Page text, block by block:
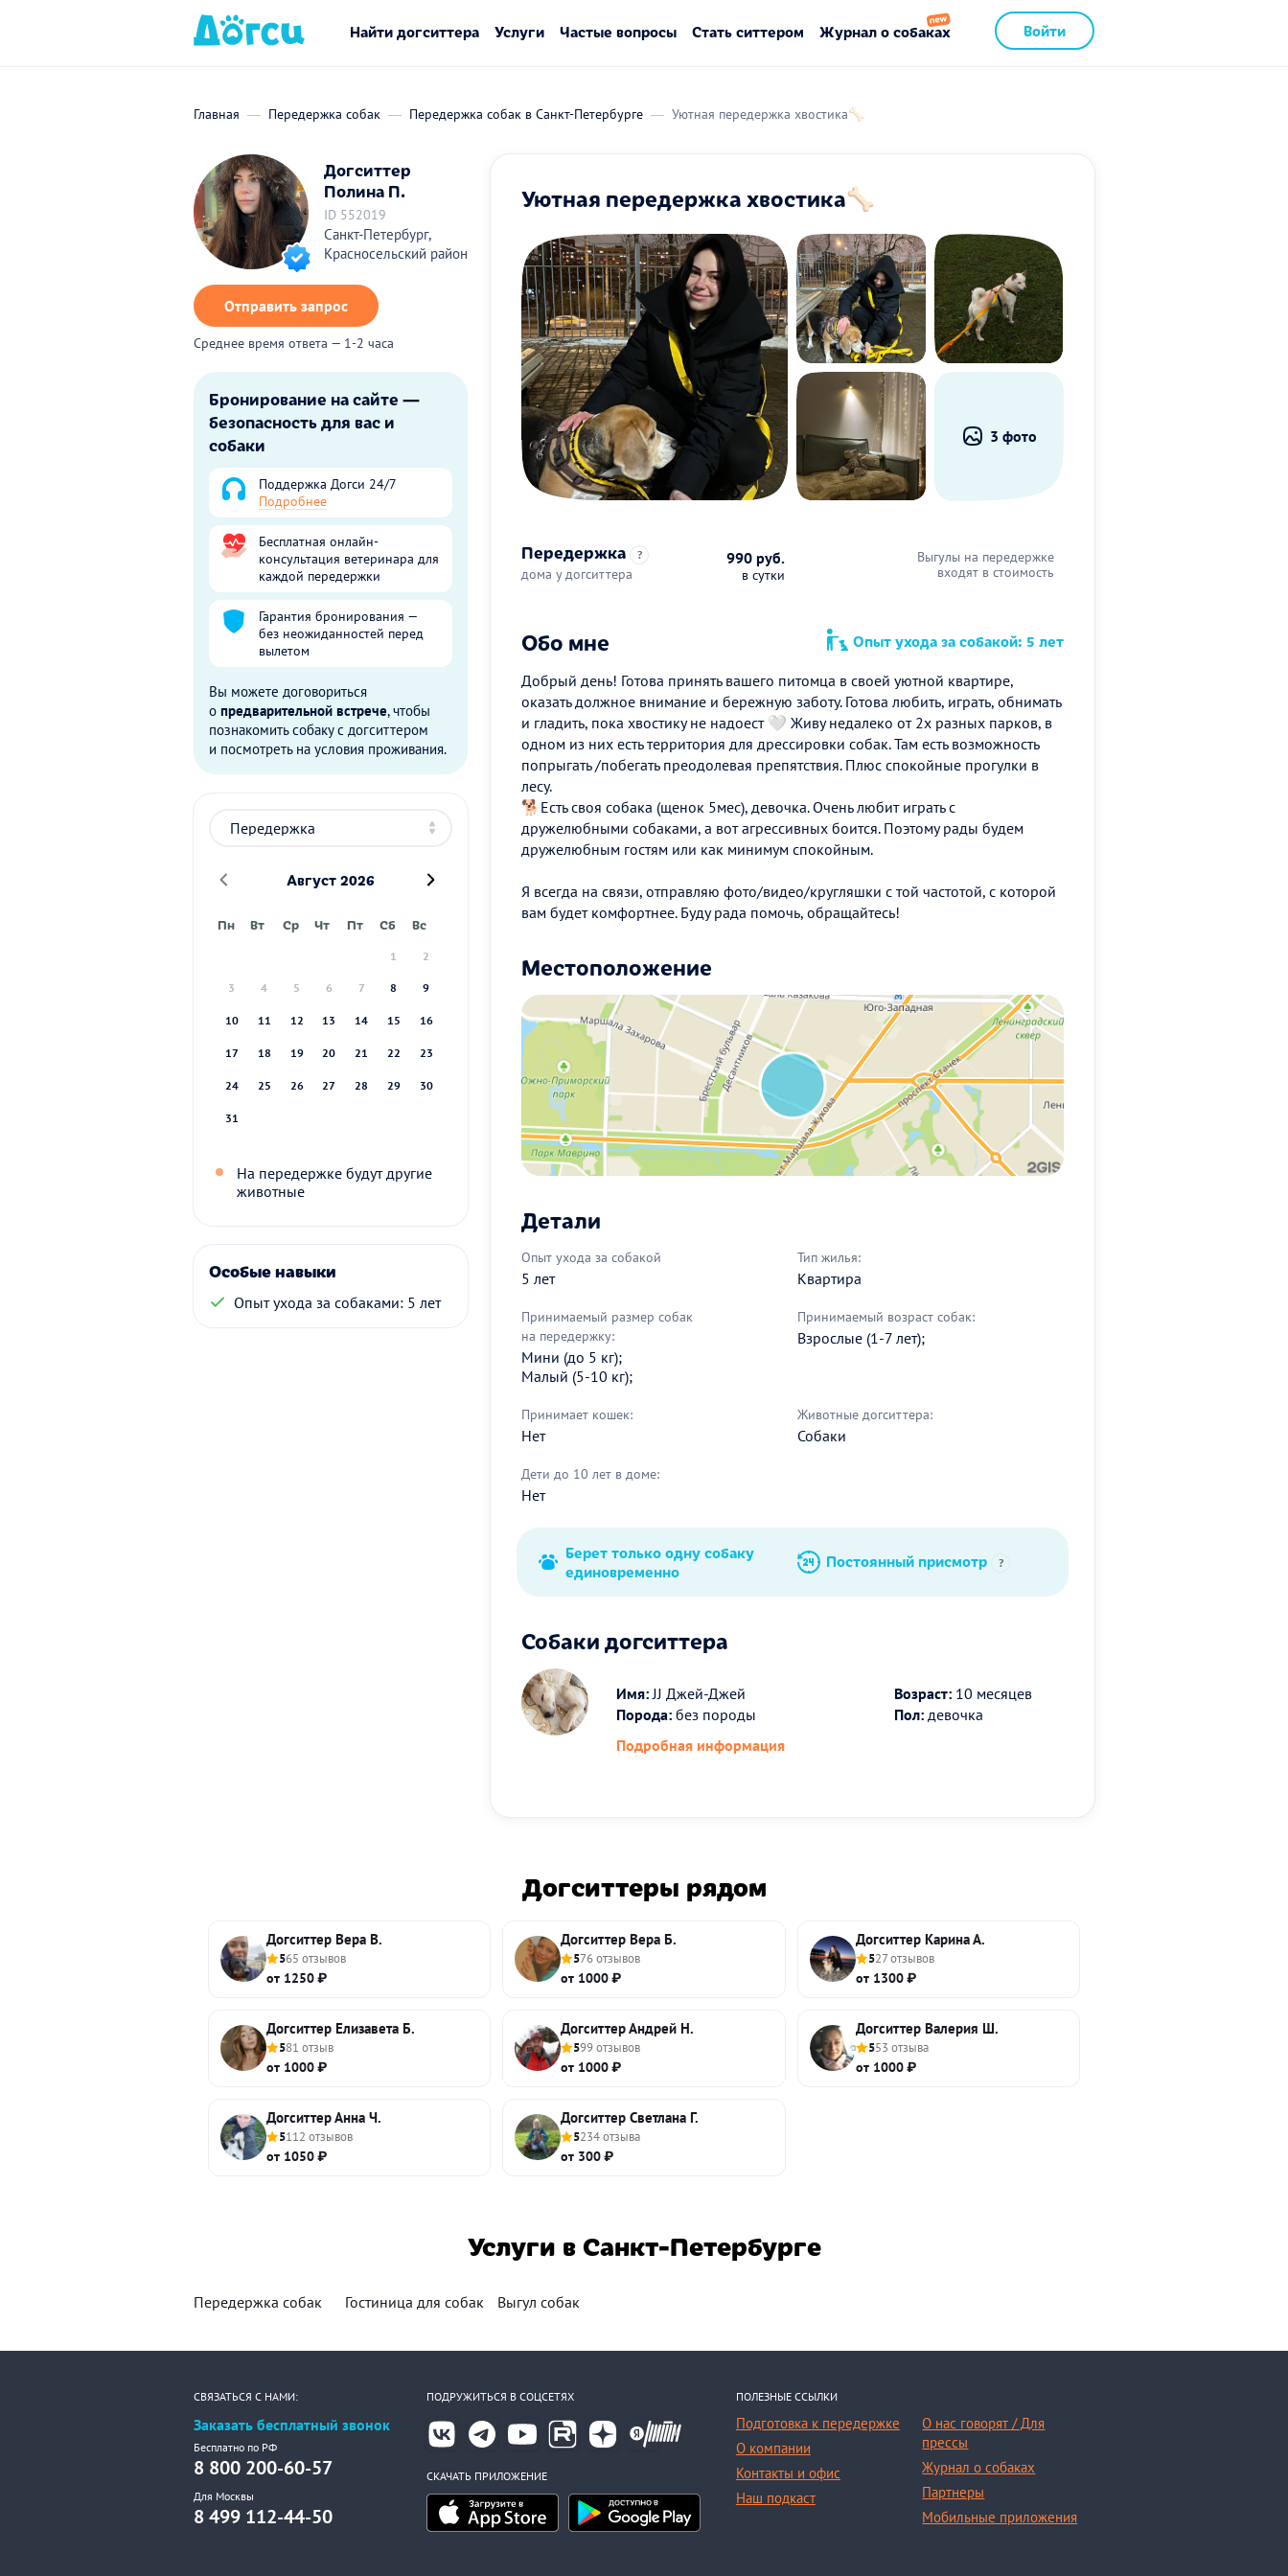
Войти
Найти догситтера Услуги Частые вопросы Стать ситтером Журнал о собаках
Главная Передержка собак Передержка собак в Санкт-Петербурге Уютная передержка хвостика🦴
Догситтер
Полина П.
ID 552019
Санкт-Петербург,
Красносельский район
Отправить запрос
Среднее время ответа — 1-2 часа
Бронирование на сайте —
безопасность для вас и
собаки
Поддержка Догси 24/7
Подробнее
Бесплатная онлайн-
консультация ветеринара для
каждой передержки
Гарантия бронирования —
без неожиданностей перед
вылетом
Вы можете договориться
о предварительной встрече, чтобы
познакомить собаку с догситтером
и посмотреть на условия проживания.
Август 2026
Пн Вт Ср Чт Пт Сб Вс
1 2
3 4 5 6 7 8 9
10 11 12 13 14 15 16
17 18 19 20 21 22 23
24 25 26 27 28 29 30
31
На передержке будут другие
животные
Особые навыки
Опыт ухода за собаками: 5 лет
Уютная передержка хвостика🦴
3 фото
Передержка ?
дома у догситтера
990 руб.
в сутки
Выгулы на передержке
входят в стоимость
Обо мне Опыт ухода за собакой: 5 лет
Добрый день! Готова принять вашего питомца в своей уютной квартире,
оказать должное внимание и бережную заботу. Готова любить, играть, обнимать
и гладить, пока хвостику не надоест 🤍 Живу недалеко от 2х разных парков, в
одном из них есть территория для дрессировки собак. Там есть возможность
попрыгать /побегать преодолевая препятствия. Плюс спокойные прогулки в
лесу.
🐕Есть своя собака (щенок 5мес), девочка. Очень любит играть с
дружелюбными собаками, а вот агрессивных боится. Поэтому рады будем
дружелюбным гостям или как минимум спокойным.
Я всегда на связи, отправляю фото/видео/кругляшки с той частотой, с которой
вам будет комфортнее. Буду рада помочь, обращайтесь!
Местоположение
Детали
Опыт ухода за собакой
5 лет
Тип жилья:
Квартира
Принимаемый размер собак
на передержку:
Мини (до 5 кг);
Малый (5-10 кг);
Принимаемый возраст собак:
Взрослые (1-7 лет);
Принимает кошек:
Нет
Животные догситтера:
Собаки
Дети до 10 лет в доме:
Нет
Берет только одну собаку
единовременно
Постоянный присмотр ?
Собаки догситтера
Имя: JJ Джей-Джей
Порода: без породы
Возраст: 10 месяцев
Пол: девочка
Подробная информация
Догситтеры рядом
Догситтер Вера В.
565 отзывов
от 1250 ₽
Догситтер Вера Б.
576 отзывов
от 1000 ₽
Догситтер Карина А.
527 отзывов
от 1300 ₽
Догситтер Елизавета Б.
581 отзыв
от 1000 ₽
Догситтер Андрей Н.
599 отзывов
от 1000 ₽
Догситтер Валерия Ш.
553 отзыва
от 1000 ₽
Догситтер Анна Ч.
5112 отзывов
от 1050 ₽
Догситтер Светлана Г.
5234 отзыва
от 300 ₽
Услуги в Санкт-Петербурге
Передержка собак Гостиница для собак Выгул собак
СВЯЗАТЬСЯ С НАМИ:
Заказать бесплатный звонок
Бесплатно по РФ
8 800 200-60-57
Для Москвы
8 499 112-44-50
ПОДРУЖИТЬСЯ В СОЦСЕТЯХ
СКАЧАТЬ ПРИЛОЖЕНИЕ
ПОЛЕЗНЫЕ ССЫЛКИ
Подготовка к передержке
О компании
Контакты и офис
Наш подкаст
О нас говорят / Для
прессы
Журнал о собаках
Партнеры
Мобильные приложения